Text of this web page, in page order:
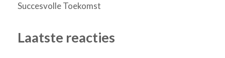
Succesvolle Toekomst
Laatste reacties